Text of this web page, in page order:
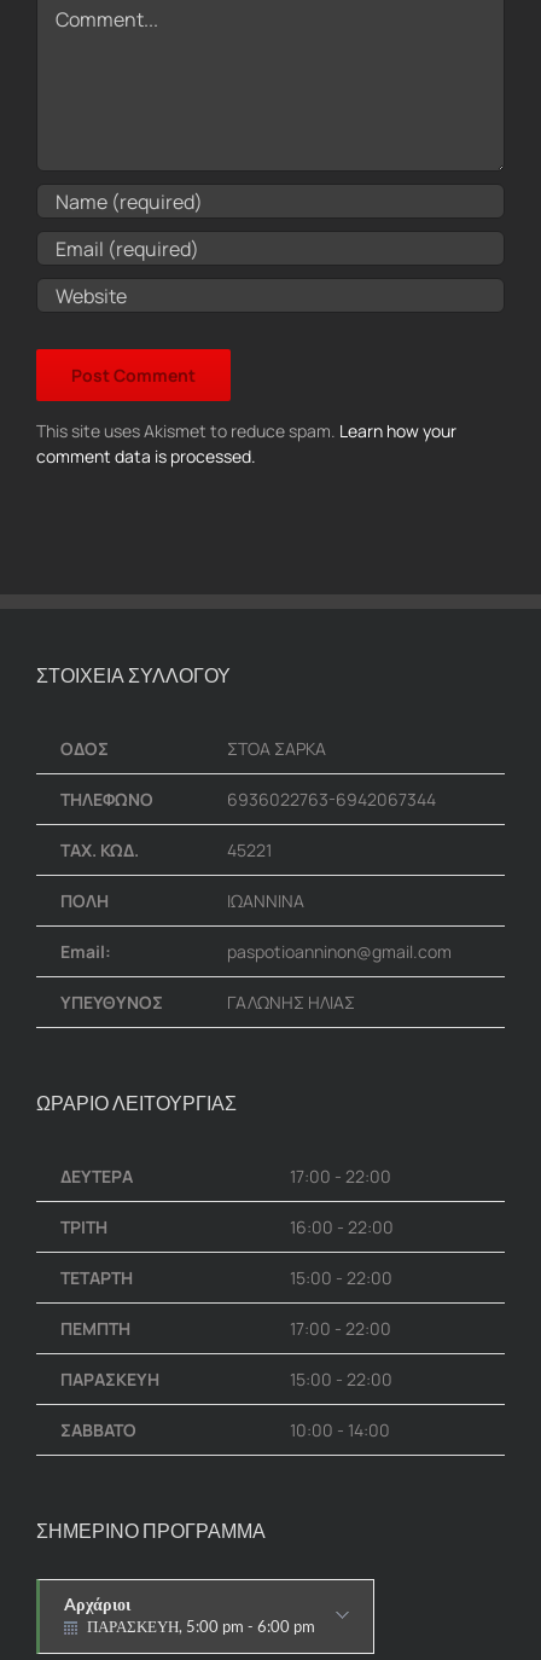
This site uses Akismet to reduce spam. Learn how your
comment data is processed.
ΣΤΟΙΧΕΙΑ ΣΥΛΛΟΓΟΥ
ΟΔΟΣ ΣΤΟΑ ΣΑΡΚΑ
ΤΗΛΕΦΩΝΟ 6936022763-6942067344
ΤΑΧ. ΚΩΔ. 45221
ΠΟΛΗ ΙΩΑΝΝΙΝΑ
Email: paspotioanninon@gmail.com
ΥΠΕΥΘΥΝΟΣ ΓΑΛΩΝΗΣ ΗΛΙΑΣ
ΩΡΑΡΙΟ ΛΕΙΤΟΥΡΓΙΑΣ
ΔΕΥΤΕΡΑ 17:00 - 22:00
ΤΡΙΤΗ 16:00 - 22:00
ΤΕΤΑΡΤΗ 15:00 - 22:00
ΠΕΜΠΤΗ 17:00 - 22:00
ΠΑΡΑΣΚΕΥΗ 15:00 - 22:00
ΣΑΒΒΑΤΟ 10:00 - 14:00
ΣΗΜΕΡΙΝΟ ΠΡΟΓΡΑΜΜΑ
Aρχάριοι
ΠΑΡΑΣΚΕΥΗ, 5:00 pm - 6:00 pm